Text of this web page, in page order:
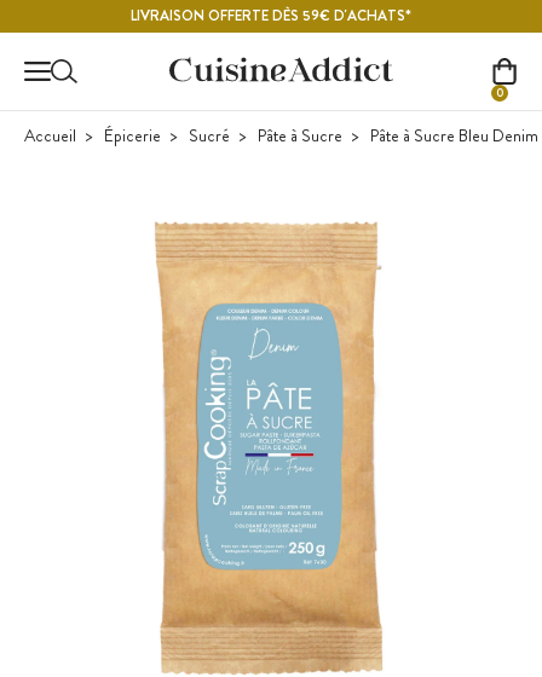
LIVRAISON OFFERTE DÈS 59€ D'ACHATS*
0
Accueil Épicerie Sucré Pâte à Sucre Pâte à Sucre Bleu